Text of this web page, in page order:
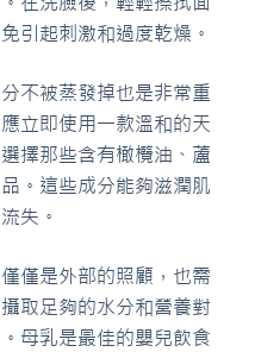
引起刺激和過度乾燥。
不被蒸發掉也是非常重
立即使用一款溫和的天
擇那些含有橄欖油、蘆
。這些成分能夠滋潤肌
失。
僅是外部的照顧，也需
取足夠的水分和營養對
母乳是最佳的嬰兒飲食